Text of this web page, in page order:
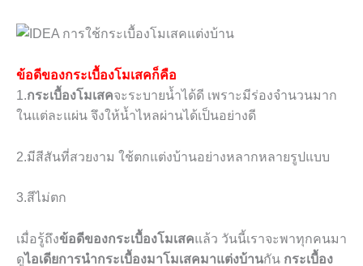
ข้อดีของกระเบื้องโมเสคก็คือ
1.กระเบื้องโมเสคจะระบายน้ำได้ดี เพราะมีร่องจำนวนมาก
ในแต่ละแผ่น จึงให้น้ำไหลผ่านได้เป็นอย่างดี
2.มีสีสันที่สวยงาม ใช้ตกแต่งบ้านอย่างหลากหลายรูปแบบ
3.สีไม่ตก
เมื่อรู้ถึงข้อดีของกระเบื้องโมเสคแล้ว วันนี้เราจะพาทุกคนมา
ดูไอเดียการนำกระเบื้องมาโมเสคมาแต่งบ้านกัน กระเบื้อง